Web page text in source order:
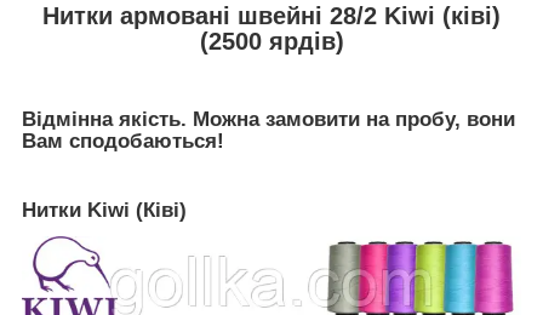
Нитки армовані швейні 28/2 Kiwi (ківі)
(2500 ярдів)
Відмінна якість. Можна замовити на пробу, вони
Вам сподобаються!
Нитки Kiwi (Ківі)